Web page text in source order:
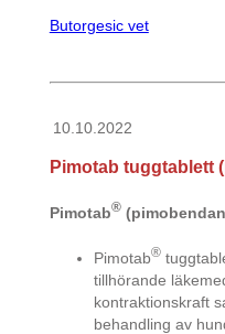
Butorgesic vet
10.10.2022
Pimotab tuggtablett
Pimotab®
Pimotab®
tillhörande
kontraktionskraft
behandling av